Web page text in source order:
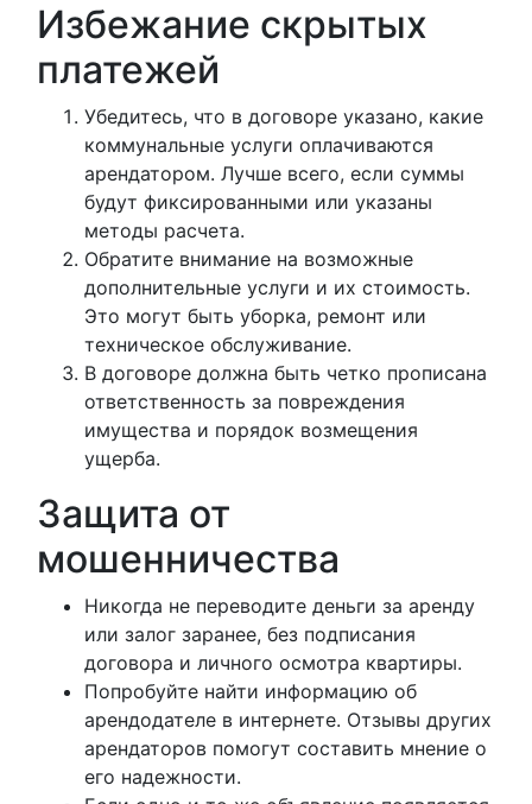
Избежание скрытых
платежей
Убедитесь, что в договоре указано, какие
коммунальные услуги оплачиваются
арендатором. Лучше всего, если суммы
будут фиксированными или указаны
методы расчета.
Обратите внимание на возможные
дополнительные услуги и их стоимость.
Это могут быть уборка, ремонт или
техническое обслуживание.
В договоре должна быть четко прописана
ответственность за повреждения
имущества и порядок возмещения
ущерба.
Защита от
мошенничества
Никогда не переводите деньги за аренду
или залог заранее, без подписания
договора и личного осмотра квартиры.
Попробуйте найти информацию об
арендодателе в интернете. Отзывы других
арендаторов помогут составить мнение о
его надежности.